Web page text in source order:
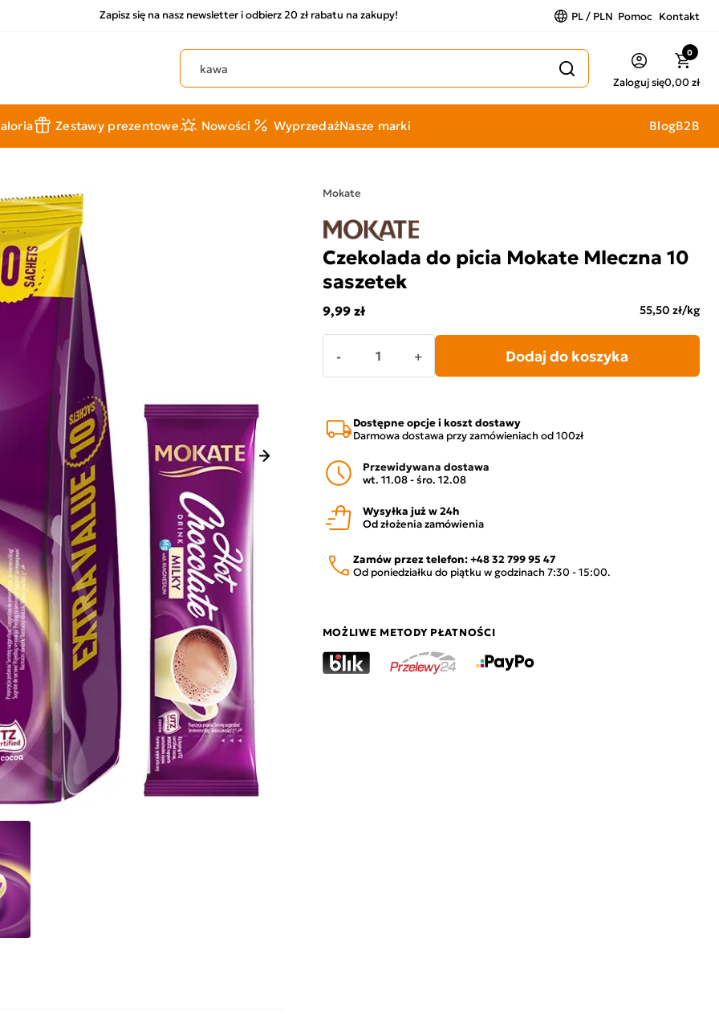
Zapisz się na nasz newsletter i odbierz 20 zł rabatu na zakupy! PL / PLN Pomoc Kontakt
Szukaj produktów
Zaloguj się
0
0,00 zł
Zestawy prezentowe Nowości WyprzedażNasze marki BlogB2B
Następny
Mokate
Czekolada do picia Mokate Mleczna 10
saszetek
9,99 zł 55,50 zł/kg
- + Dodaj do koszyka
Dostępne opcje i koszt dostawy
Darmowa dostawa przy zamówieniach od 100zł
Przewidywana dostawa
wt. 11.08 - śro. 12.08
Wysyłka już w 24h
Od złożenia zamówienia
Zamów przez telefon:+48 32 799 95 47
Od poniedziałku do piątku w godzinach 7:30 - 15:00.
MOŻLIWE METODY PŁATNOŚCI